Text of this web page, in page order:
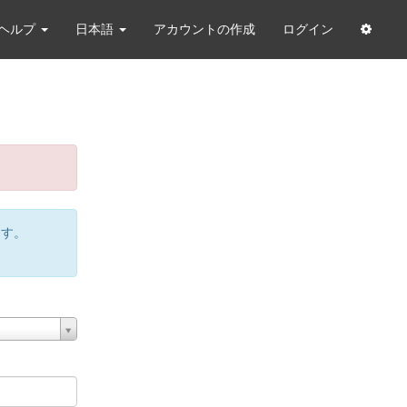
ルプ 日本語 アカウントの作成 ログイン
。